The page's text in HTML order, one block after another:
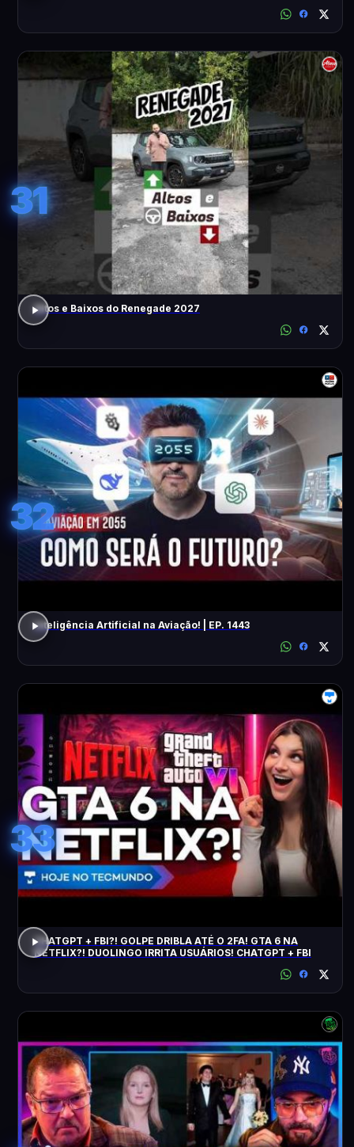
31
Altos e Baixos do Renegade 2027
32
Inteligência Artificial na Aviação! | EP. 1443
33
CHATGPT + FBI?! GOLPE DRIBLA ATÉ O 2FA! GTA 6 NA
NETFLIX?! DUOLINGO IRRITA USUÁRIOS! CHATGPT + FBI